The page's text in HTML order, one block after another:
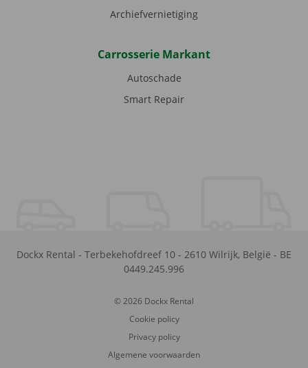
Archiefvernietiging
Carrosserie Markant
Autoschade
Smart Repair
Dockx Rental - Terbekehofdreef 10 - 2610 Wilrijk, België - BE
0449.245.996
© 2026 Dockx Rental
Cookie policy
Privacy policy
Algemene voorwaarden